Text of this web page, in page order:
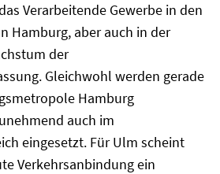
Verarbeitende Gewerbe in den
Hamburg, aber auch in der
der
Gleichwohl werden gerade
Hamburg
auch im
eingesetzt. Für Ulm scheint
Verkehrsanbindung ein